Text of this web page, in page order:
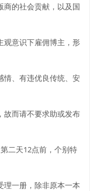
的社会贡献，以及国
观意识下雇佣博主，形
情、有违优良传统、安
故而请不要求助或发布
二天12点前，个别特
理一册，除非原本一本